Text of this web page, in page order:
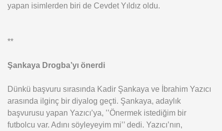
yapan isimlerden biri de Cevdet Yıldız oldu.
**
Şankaya Drogba’yı önerdi
Dünkü başvuru sırasında Kadir Şankaya ve İbrahim Yazıcı
arasında ilginç bir diyalog geçti. Şankaya, adaylık
başvurusu yapan Yazıcı’ya, ’’Önermek istediğim bir
futbolcu var. Adını söyleyeyim mi’’ dedi. Yazıcı’nın,